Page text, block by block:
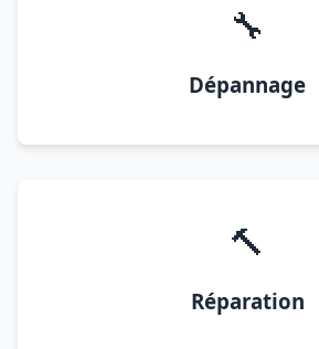
🔧
Dépannage
🔨
Réparation